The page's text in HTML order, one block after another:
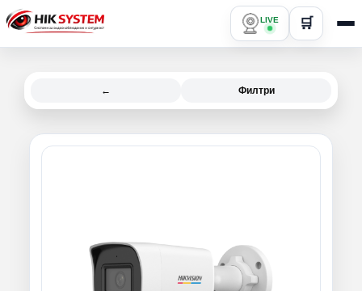
LIVE 🛒
← Филтри